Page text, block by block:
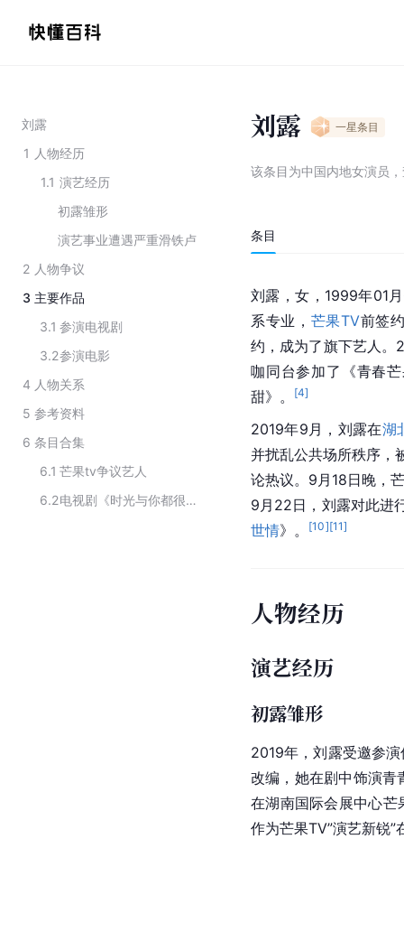
刘露
1 人物经历
1.1 演艺经历
初露雏形
演艺事业遭遇严重滑铁卢
2 人物争议
3 主要作品
3.1 参演电视剧
3.2参演电影
4 人物关系
5 参考资料
6 条目合集
6.1 芒果tv争议艺人
6.2
电视剧《时光与你都很甜》的主要演员
刘露 一星条目
该条目为中国内地女演员 ，
条目
刘露，女，1999年01
系专业， 芒果TV前签
约，成为了旗下艺人。
咖同台参加了《青春
甜》。
[4]
2019年9月，刘露在湖
并扰乱公共场所秩序，
论热议。9月18日晚，
9月22日，刘露对此进
世情》。 [10][11]
人物经历
演艺经历
初露雏形
2019年，刘露受邀参
改编，她在剧中饰演青
在湖南国际会展中心芒
作为芒果TV”演艺新锐